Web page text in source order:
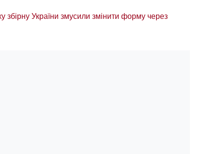
збірну України змусили змінити форму через